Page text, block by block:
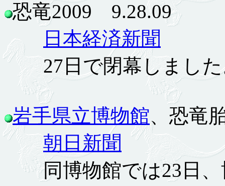
恐竜2009 9.28.09
日本経済新聞
27日で閉幕しました
岩手県立博物館、恐竜
朝日新聞
同博物館では23日、